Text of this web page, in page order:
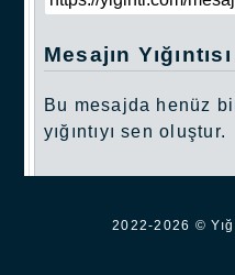
Mesajın Yığıntısı
Bu mesajda henüz
yığıntıyı sen oluştur.
2022-2026 ©